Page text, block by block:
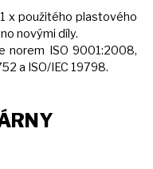
xpoužitého plastového
novými díly.
norem ISO 9001:2008,
a ISO/IEC 19798.